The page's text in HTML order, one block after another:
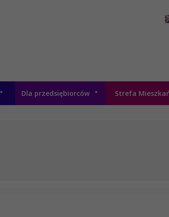
Dla przedsiębiorców Strefa